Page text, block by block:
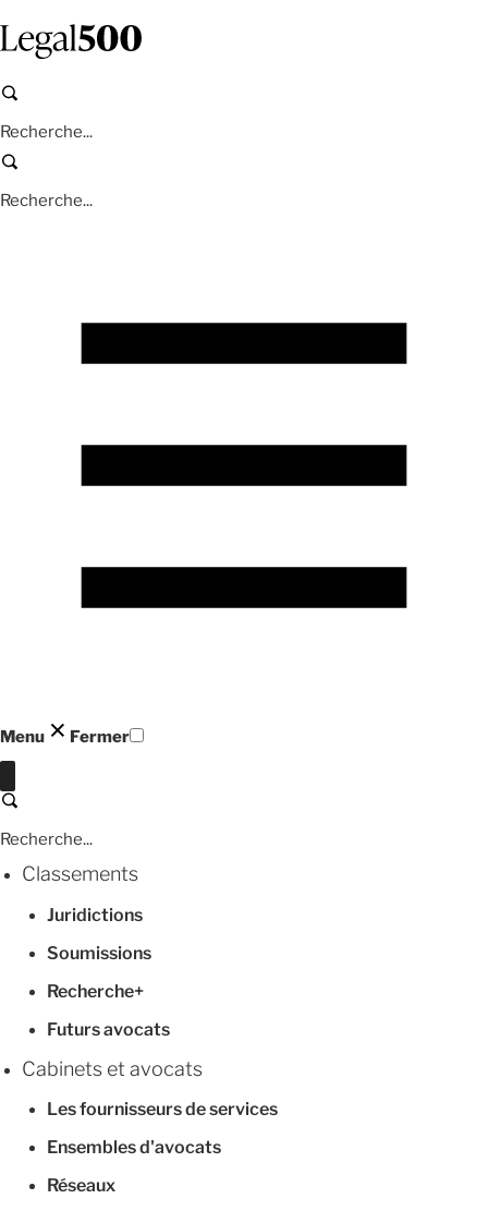
contenu
principal
Recherche
Recherche
Menu Fermer
Recherche
Classements
Juridictions
Soumissions
Recherche+
Futurs avocats
Cabinets et avocats
Les fournisseurs de services
Ensembles d'avocats
Réseaux